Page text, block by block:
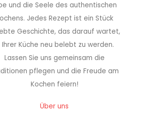
und die Seele des authentischen
Jedes Rezept ist ein Stück
Geschichte, das darauf wartet,
Ihrer Küche neu belebt zu werden.
Lassen Sie uns gemeinsam die
pflegen und die Freude am
Kochen feiern!
Über uns